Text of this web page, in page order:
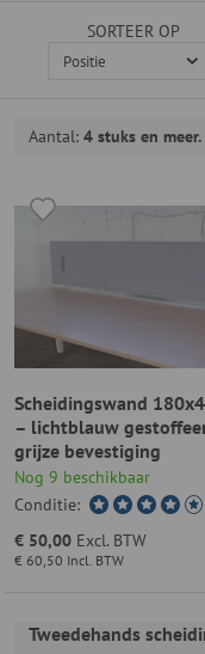
SORTEER OP
Aantal 4 stuks en meer.
Scheidingswand
– lichtblauw
grijze bevestiging
Nog 9 beschikbaar
Conditie:
€ 60,50 Incl. BTW
€ 50,00 Excl. BTW
Tweedehands